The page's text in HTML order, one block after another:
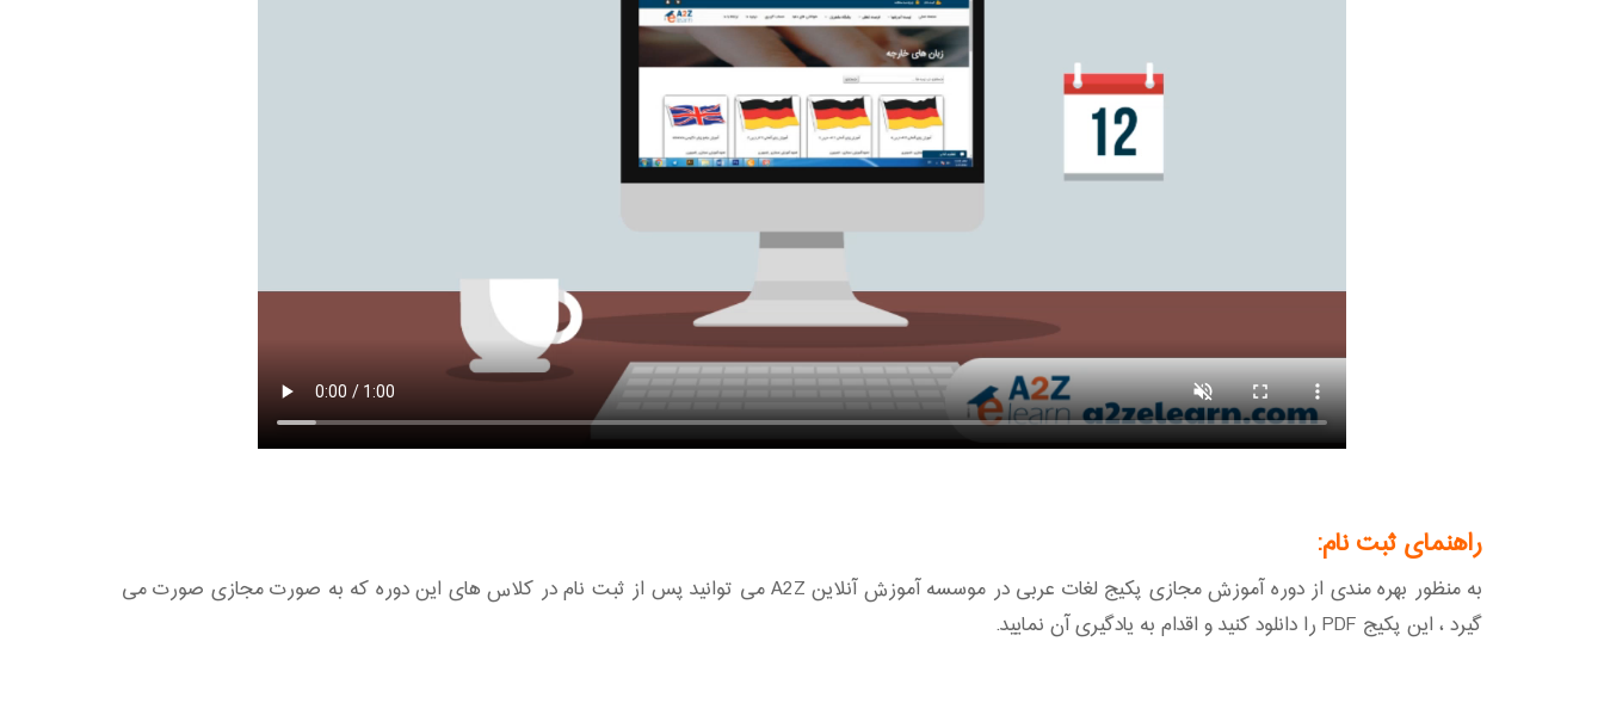
راهنمای ثبت نام:
به منظور بهره مندی از دوره آموزش مجازی پکیج لغات عربی در موسسه آموزش آنلاین A2Z می توانید پس از ثبت نام در کلاس های این دوره که به صورت مجازی صورت می
گیرد ، این پکیج PDF را دانلود کنید و اقدام به یادگیری آن نمایید.